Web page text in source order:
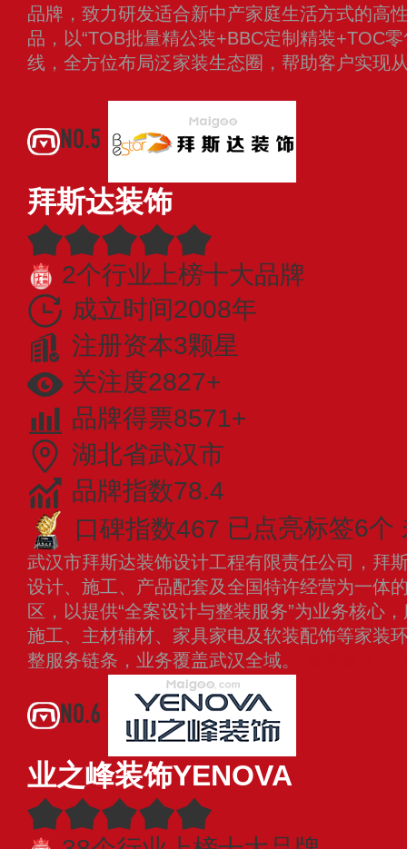
品牌，致力研发适合新中产家庭生活方式的高
品，以“TOB批量精公装+BBC定制精装+TOC
线，全方位布局泛家装生态圈，帮助客户实现
NO.5
拜斯达装饰
2个行业上榜十大品牌
成立时间2008年
注册资本3颗星
关注度2827+
品牌得票8571+
湖北省武汉市
品牌指数78.4
口碑指数467 已点亮标签6个
武汉市拜斯达装饰设计工程有限责任公司，拜
设计、施工、产品配套及全国特许经营为一体
区，以提供“全案设计与整装服务”为业务核心
施工、主材辅材、家具家电及软装配饰等家装
整服务链条，业务覆盖武汉全域。
NO.6
业之峰装饰YENOVA